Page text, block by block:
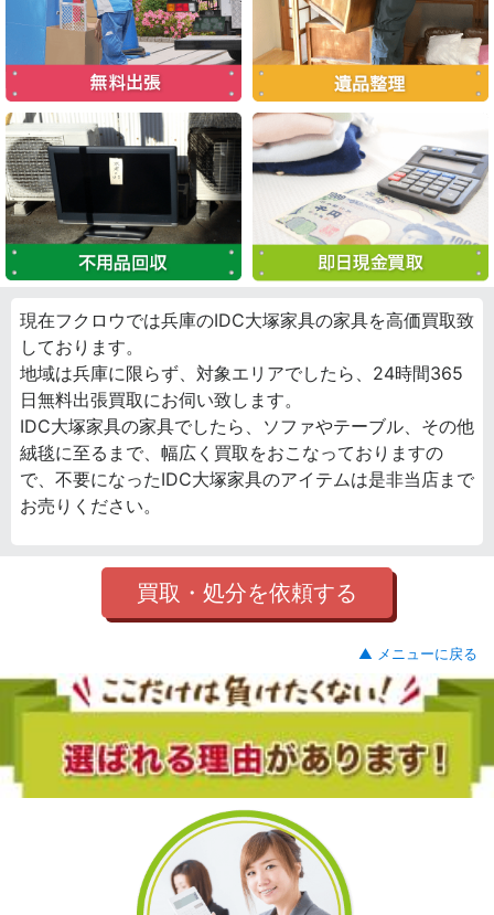
現在フクロウでは兵庫のIDC大塚家具の家具を高価買取致
しております。
地域は兵庫に限らず、対象エリアでしたら、24時間365
日無料出張買取にお伺い致します。
IDC大塚家具の家具でしたら、ソファやテーブル、その他
絨毯に至るまで、幅広く買取をおこなっておりますの
で、不要になったIDC大塚家具のアイテムは是非当店まで
お売りください。
買取・処分を依頼する
▲ メニューに戻る